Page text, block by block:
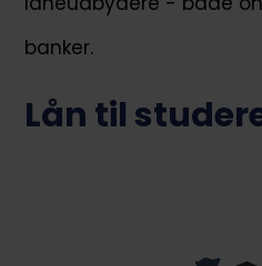
banker.
Lån til